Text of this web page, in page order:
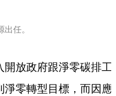
任。
放政府跟淨零碳排工
零轉型目標，而因應